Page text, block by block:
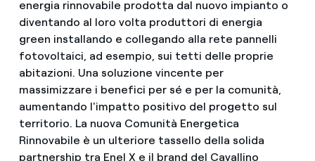
energia rinnovabile prodotta dal nuovo impianto o
diventando al loro volta produttori di energia
green installando e collegando alla rete pannelli
fotovoltaici, ad esempio, sui tetti delle proprie
abitazioni. Una soluzione vincente per
massimizzare i benefici per sé e per la comunità,
aumentando l'impatto positivo del progetto sul
territorio. La nuova Comunità Energetica
Rinnovabile è un ulteriore tassello della solida
partnership tra Enel X e il brand del Cavallino